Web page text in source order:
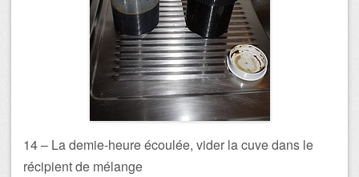
14 – La demie-heure écoulée, vider la cuve dans le
récipient de mélange